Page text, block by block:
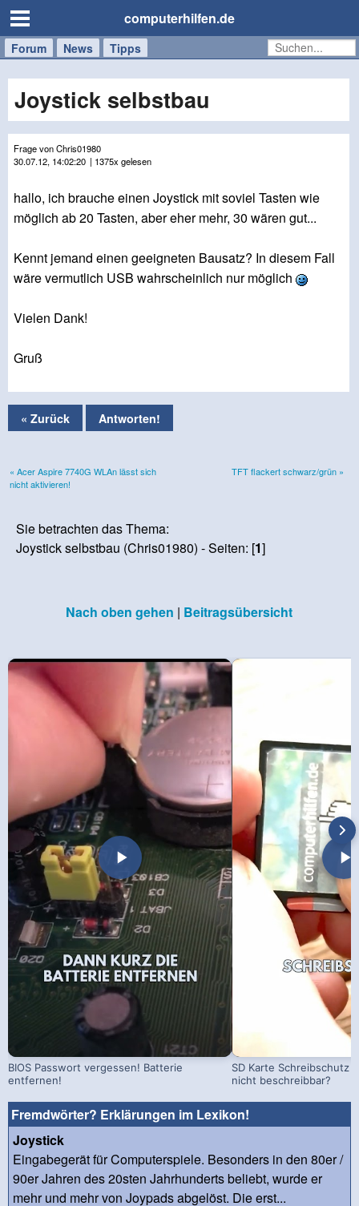
computerhilfen.de
Forum News Tipps
Handy
Tablet
Windows
Mac
Joystick selbstbau
Frage von Chris01980
30.07.12, 14:02:20 | 1375x gelesen
hallo, ich brauche einen Joystick mit soviel Tasten wie
möglich ab 20 Tasten, aber eher mehr, 30 wären gut...
Kennt jemand einen geeigneten Bausatz? In diesem Fall
wäre vermutlich USB wahrscheinlich nur möglich
Vielen Dank!
Gruß
« Zurück Antworten!
« Acer Aspire 7740G WLAn lässt sich
nicht aktivieren!
TFT flackert schwarz/grün »
Sie betrachten das Thema:
Joystick selbstbau (Chris01980) - Seiten: [1]
Nach oben gehen | Beitragsübersicht
BIOS Passwort vergessen! Batterie
entfernen!
SD Karte Schreibschutz
nicht beschreibbar?
Fremdwörter? Erklärungen im Lexikon!
Joystick
Eingabegerät für Computerspiele. Besonders in den 80er /
90er Jahren des 20sten Jahrhunderts beliebt, wurde er
mehr und mehr von Joypads abgelöst. Die erst...